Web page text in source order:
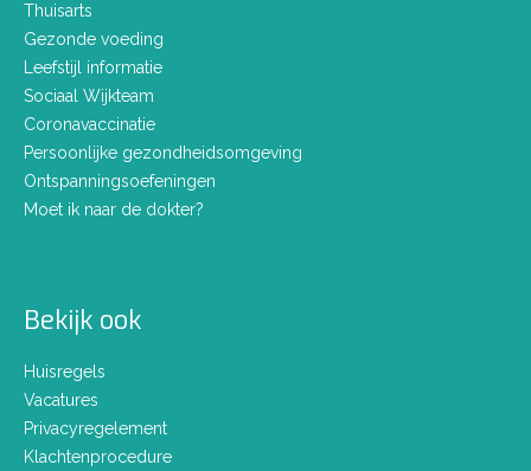
Thuisarts
Gezonde voeding
Leefstijl informatie
Sociaal Wijkteam
Coronavaccinatie
Persoonlijke gezondheidsomgeving
Ontspanningsoefeningen
Moet ik naar de dokter?
Bekijk ook
Huisregels
Vacatures
Privacyregelement
Klachtenprocedure